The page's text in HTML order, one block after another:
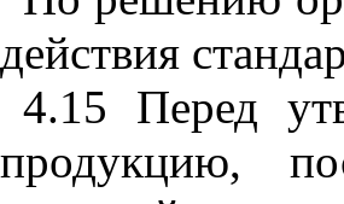
действия
4.15
Перед
продукцию,